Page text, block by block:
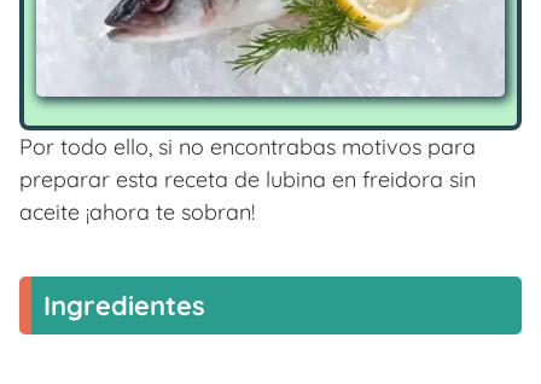
Por todo ello, si no encontrabas motivos para
preparar esta receta de lubina en freidora sin
aceite ¡ahora te sobran!
Ingredientes